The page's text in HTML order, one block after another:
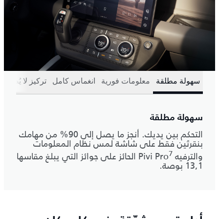
سهولة مطلقة معلومات فورية انغماس كامل تركيز لا يُضاهى
سهولة مطلقة
التحكم بين يديك. أنجز ما يصل إلى 90% من مهامك
بنقرتَين فقط على شاشة لمس نظام المعلومات
والترفيه Pivi Pro 7 الحائز على جوائز التي يبلغ مقاسها
13,1 بوصة.